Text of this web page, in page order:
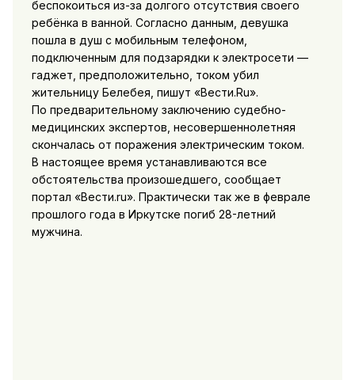
беспокоиться из-за долгого отсутствия своего
ребёнка в ванной. Согласно данным, девушка
пошла в душ с мобильным телефоном,
подключенным для подзарядки к электросети —
гаджет, предположительно, током убил
жительницу Белебея, пишут «Вести.Ru».
По предварительному заключению судебно-
медицинских экспертов, несовершеннолетняя
скончалась от поражения электрическим током.
В настоящее время устанавливаются все
обстоятельства произошедшего, сообщает
портал «Вести.ru». Практически так же в феврале
прошлого года в Иркутске погиб 28-летний
мужчина.